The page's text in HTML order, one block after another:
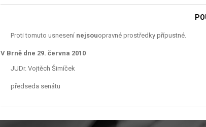
Proti tomuto usnesení nejsouopravné prostředky přípustné.
V Brně dne 29. června 2010
JUDr. Vojtěch Šimíček
předseda senátu